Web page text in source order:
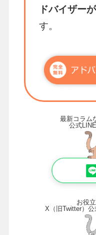
ドバイザー
す。
最新コラム
公式
お役
X（旧Twitter）